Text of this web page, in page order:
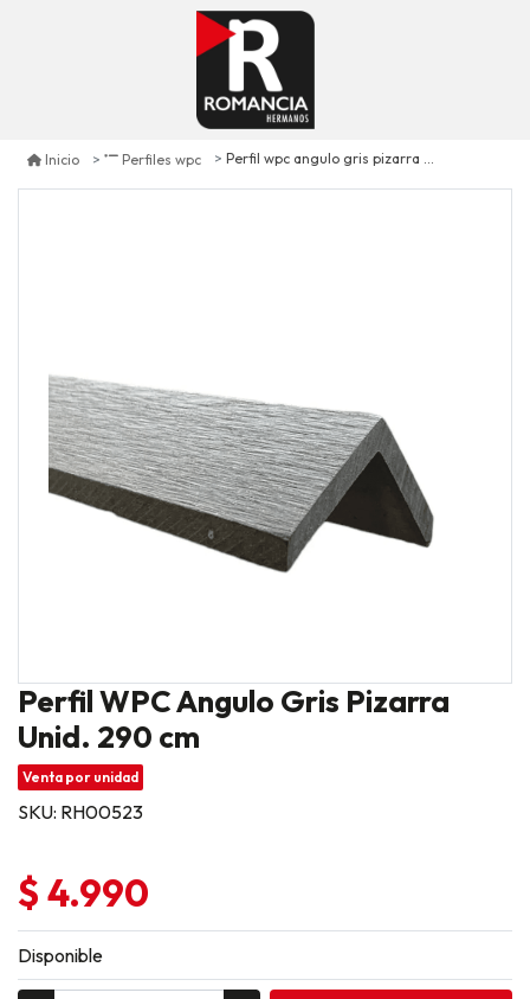
Inicio Perfiles wpc Perfil wpc angulo gris pizarra unid. 290 cm
Perfil WPC Angulo Gris Pizarra
Unid. 290 cm
Venta por unidad
SKU: RH00523
$ 4.990
Disponible